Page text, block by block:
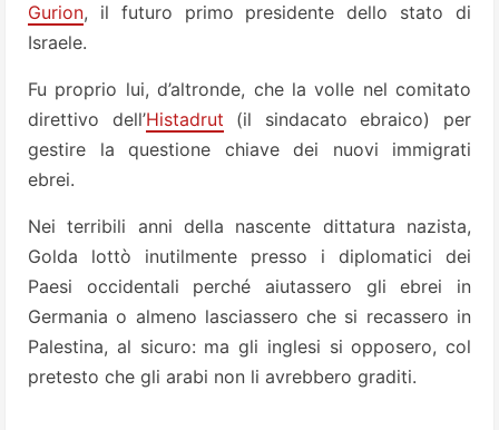
Gurion, il futuro primo presidente dello stato di
Israele.
Fu proprio lui, d’altronde, che la volle nel comitato
direttivo dell’Histadrut (il sindacato ebraico) per
gestire la questione chiave dei nuovi immigrati
ebrei.
Nei terribili anni della nascente dittatura nazista,
Golda lottò inutilmente presso i diplomatici dei
Paesi occidentali perché aiutassero gli ebrei in
Germania o almeno lasciassero che si recassero in
Palestina, al sicuro: ma gli inglesi si opposero, col
pretesto che gli arabi non li avrebbero graditi.